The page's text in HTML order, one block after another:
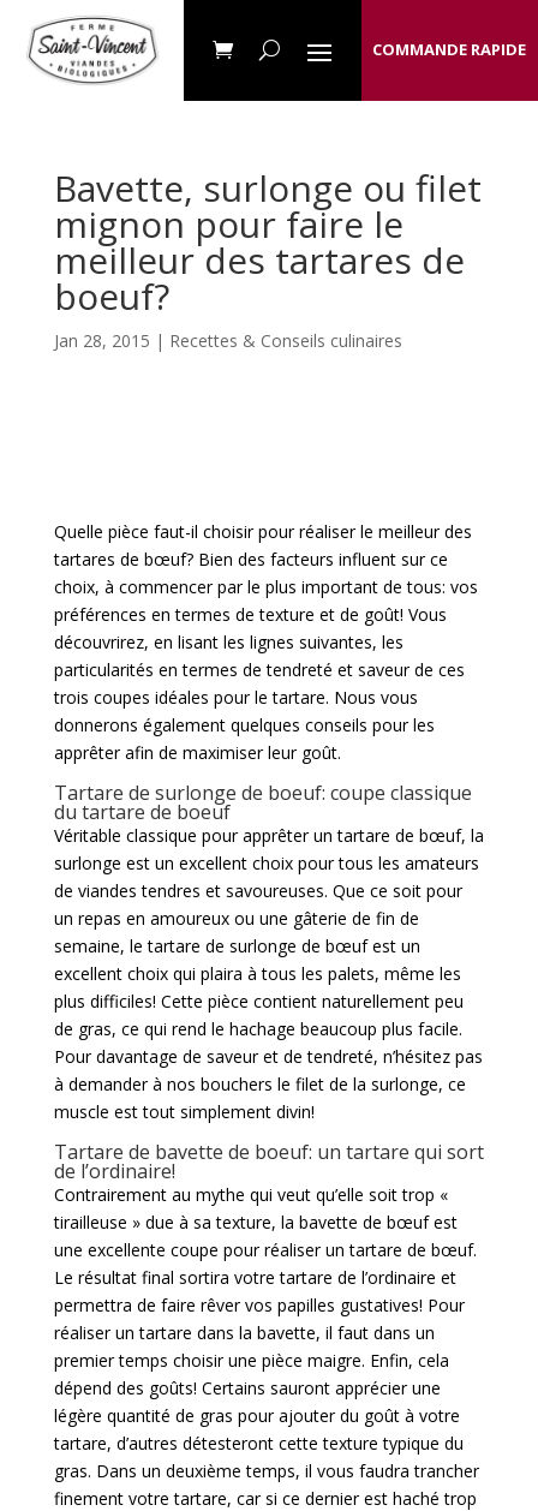
COMMANDE RAPIDE
Bavette, surlonge ou filet
mignon pour faire le
meilleur des tartares de
boeuf?
Jan 28, 2015 | Recettes & Conseils culinaires
Quelle pièce faut-il choisir pour réaliser le meilleur des
tartares de bœuf? Bien des facteurs influent sur ce
choix, à commencer par le plus important de tous: vos
préférences en termes de texture et de goût! Vous
découvrirez, en lisant les lignes suivantes, les
particularités en termes de tendreté et saveur de ces
trois coupes idéales pour le tartare. Nous vous
donnerons également quelques conseils pour les
apprêter afin de maximiser leur goût.
Tartare de surlonge de boeuf: coupe classique
du tartare de boeuf
Véritable classique pour apprêter un tartare de bœuf, la
surlonge est un excellent choix pour tous les amateurs
de viandes tendres et savoureuses. Que ce soit pour
un repas en amoureux ou une gâterie de fin de
semaine, le tartare de surlonge de bœuf est un
excellent choix qui plaira à tous les palets, même les
plus difficiles! Cette pièce contient naturellement peu
de gras, ce qui rend le hachage beaucoup plus facile.
Pour davantage de saveur et de tendreté, n’hésitez pas
à demander à nos bouchers le filet de la surlonge, ce
muscle est tout simplement divin!
Tartare de bavette de boeuf: un tartare qui sort
de l’ordinaire!
Contrairement au mythe qui veut qu’elle soit trop «
tirailleuse » due à sa texture, la bavette de bœuf est
une excellente coupe pour réaliser un tartare de bœuf.
Le résultat final sortira votre tartare de l’ordinaire et
permettra de faire rêver vos papilles gustatives! Pour
réaliser un tartare dans la bavette, il faut dans un
premier temps choisir une pièce maigre. Enfin, cela
dépend des goûts! Certains sauront apprécier une
légère quantité de gras pour ajouter du goût à votre
tartare, d’autres détesteront cette texture typique du
gras. Dans un deuxième temps, il vous faudra trancher
finement votre tartare, car si ce dernier est haché trop